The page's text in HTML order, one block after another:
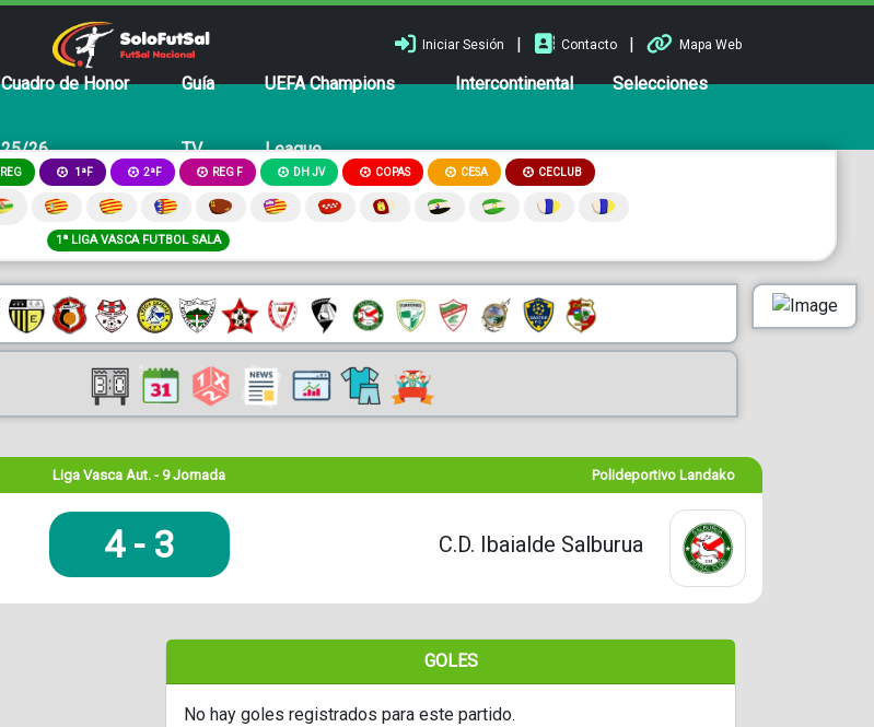
Iniciar Sesión | Contacto | Mapa Web
Cuadro de Honor
25/26
Guía
TV
UEFA Champions
League
Intercontinental Selecciones
REG 1ªF 2ªF REG F DH JV COPAS CESA CECLUB
1ª LIGA VASCA FUTBOL SALA
Liga Vasca Aut. - 9 Jornada Polideportivo Landako
4- 3 C.D. Ibaialde Salburua
GOLES
No hay goles registrados para este partido.